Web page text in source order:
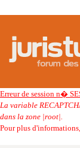
Erreur de session n�
La variable
dans la zone |root|.
Pour plus